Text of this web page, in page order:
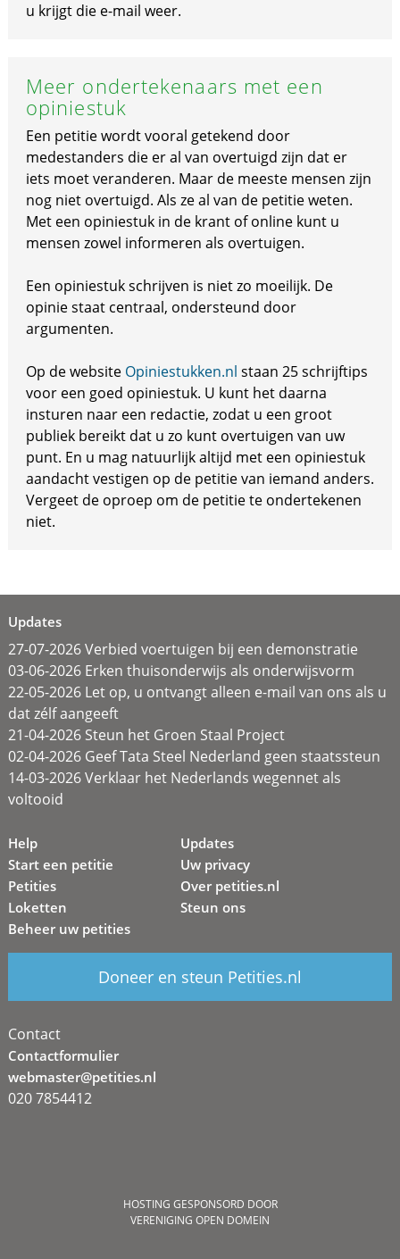
u krijgt die e-mail weer.
Meer ondertekenaars met een
opiniestuk
Een petitie wordt vooral getekend door
medestanders die er al van overtuigd zijn dat er
iets moet veranderen. Maar de meeste mensen zijn
nog niet overtuigd. Als ze al van de petitie weten.
Met een opiniestuk in de krant of online kunt u
mensen zowel informeren als overtuigen.
Een opiniestuk schrijven is niet zo moeilijk. De
opinie staat centraal, ondersteund door
argumenten.
Op de website Opiniestukken.nl staan 25 schrijftips
voor een goed opiniestuk. U kunt het daarna
insturen naar een redactie, zodat u een groot
publiek bereikt dat u zo kunt overtuigen van uw
punt. En u mag natuurlijk altijd met een opiniestuk
aandacht vestigen op de petitie van iemand anders.
Vergeet de oproep om de petitie te ondertekenen
niet.
Updates
27-07-2026 Verbied voertuigen bij een demonstratie
03-06-2026 Erken thuisonderwijs als onderwijsvorm
22-05-2026 Let op, u ontvangt alleen e-mail van ons als u
dat zélf aangeeft
21-04-2026 Steun het Groen Staal Project
02-04-2026 Geef Tata Steel Nederland geen staatssteun
14-03-2026 Verklaar het Nederlands wegennet als
voltooid
Help
Start een petitie
Petities
Loketten
Beheer uw petities
Updates
Uw privacy
Over petities.nl
Steun ons
Doneer en steun Petities.nl
Contact
Contactformulier
webmaster@petities.nl
020 7854412
HOSTING GESPONSORD DOOR
VERENIGING OPEN DOMEIN